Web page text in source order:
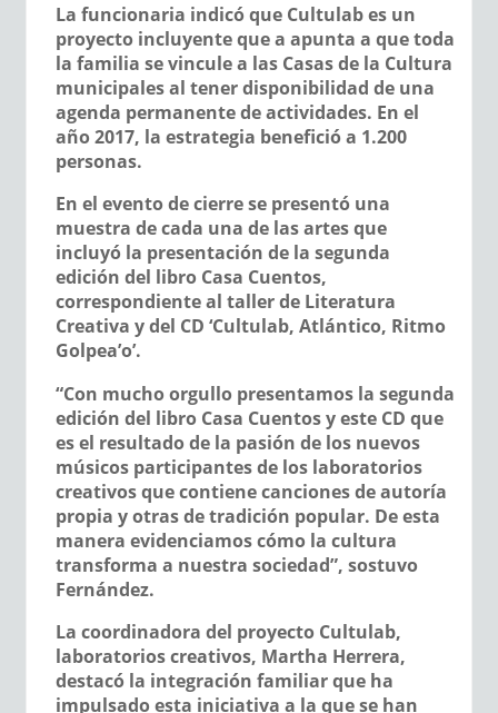
La funcionaria indicó que Cultulab es un
proyecto incluyente que a apunta a que toda
la familia se vincule a las Casas de la Cultura
municipales al tener disponibilidad de una
agenda permanente de actividades. En el
año 2017, la estrategia benefició a 1.200
personas.
En el evento de cierre se presentó una
muestra de cada una de las artes que
incluyó la presentación de la segunda
edición del libro Casa Cuentos,
correspondiente al taller de Literatura
Creativa y del CD ‘Cultulab, Atlántico, Ritmo
Golpea’o’.
“Con mucho orgullo presentamos la segunda
edición del libro Casa Cuentos y este CD que
es el resultado de la pasión de los nuevos
músicos participantes de los laboratorios
creativos que contiene canciones de autoría
propia y otras de tradición popular. De esta
manera evidenciamos cómo la cultura
transforma a nuestra sociedad”, sostuvo
Fernández.
La coordinadora del proyecto Cultulab,
laboratorios creativos, Martha Herrera,
destacó la integración familiar que ha
impulsado esta iniciativa a la que se han